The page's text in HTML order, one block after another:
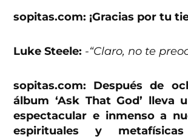
sopitas.com: ¡Gracias por tu
Luke Steele: -“Claro, no te
sopitas.com: Después de
álbum ‘Ask That God’ lleva
espectacular e inmenso a
espirituales y